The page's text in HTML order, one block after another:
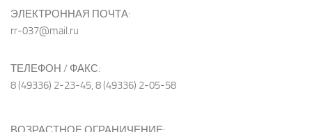
ЭЛЕКТРОННАЯ ПОЧТА:
rr-037@mail.ru
ТЕЛЕФОН / ФАКС:
8 (49336) 2-23-45, 8 (49336) 2-05-58